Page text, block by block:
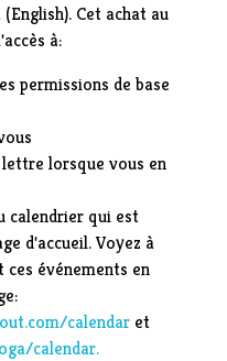
Cet achat au
à:
permissions de base
lorsque vous en
calendrier qui est
d'accueil. Voyez à
ces événements en
calendar et
calendar.